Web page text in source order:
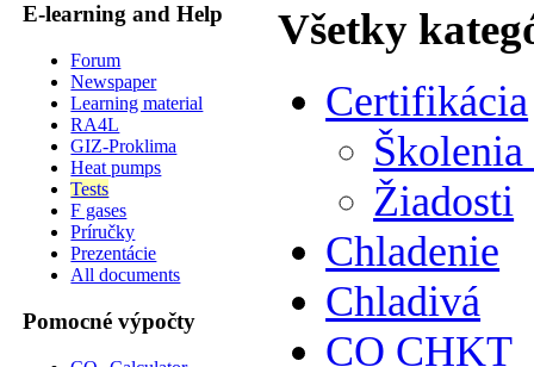
E-learning and Help
Forum
Newspaper
Learning material
RA4L
GIZ-Proklima
Heat pumps
Tests
F gases
Príručky
Prezentácie
All documents
Pomocné výpočty
Všetky
Certifikácia
Žiadosti
Chladenie
Chladivá
CO CHKT